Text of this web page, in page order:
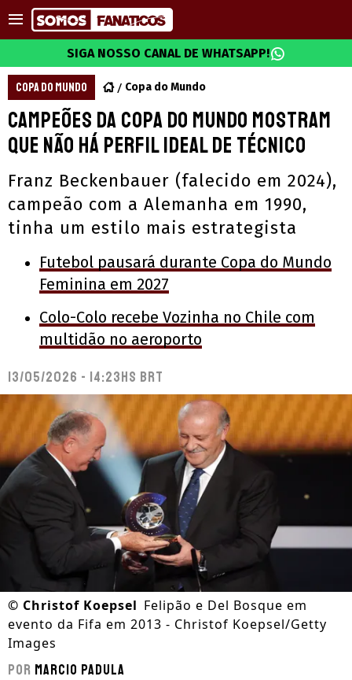
SIGA NOSSO CANAL DE WHATSAPP!
COPA DO MUNDO Copa do Mundo
Campeões da Copa do Mundo mostram
que não há perfil ideal de técnico
Franz Beckenbauer (falecido em 2024),
campeão com a Alemanha em 1990,
tinha um estilo mais estrategista
Futebol pausará durante Copa do Mundo
Feminina em 2027
Colo-Colo recebe Vozinha no Chile com
multidão no aeroporto
13/05/2026 - 14:23hs BRT
© Christof Koepsel Felipão e Del Bosque em
evento da Fifa em 2013 - Christof Koepsel/Getty
Images
Por Marcio Padula